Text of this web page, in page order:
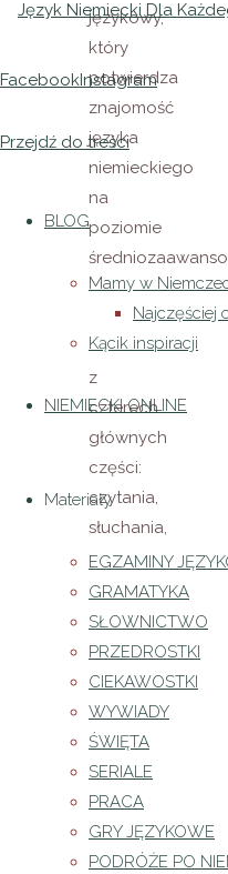
FacebookInstagram
Przejdź do treści
BLOG
Mamy w
Najczęściej
Kącik inspiracji
NIEMIECKI ONLINE
Materiały
EGZAMINY
GRAMATYKA
SŁOWNICTWO
PRZEDROSTKI
CIEKAWOSTKI
WYWIADY
ŚWIĘTA
SERIALE
PRACA
GRY JĘZYKOWE
PODRÓŻE PO
językowy,
który
potwierdza
znajomość
języka
niemieckiego
na
poziomie
Egzamin
składa się
z
czterech
głównych
części:
czytania,
słuchania,
pisania i
mówienia.
Poniżej
znajdziesz
szczegółowy
opis
poszczególnych
części
egzaminu
oraz
informacje